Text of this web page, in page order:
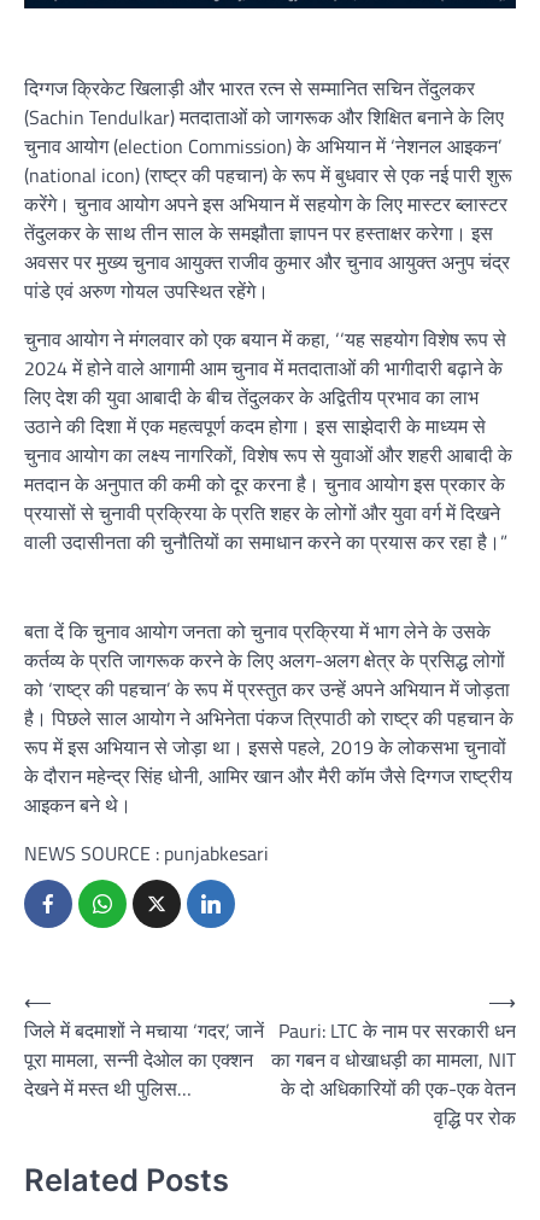
दिग्गज क्रिकेट खिलाड़ी और भारत रत्न से सम्मानित सचिन तेंदुलकर
(Sachin Tendulkar) मतदाताओं को जागरूक और शिक्षित बनाने के लिए
चुनाव आयोग (election Commission) के अभियान में ‘नेशनल आइकन’
(national icon) (राष्ट्र की पहचान) के रूप में बुधवार से एक नई पारी शुरू
करेंगे। चुनाव आयोग अपने इस अभियान में सहयोग के लिए मास्टर ब्लास्टर
तेंदुलकर के साथ तीन साल के समझौता ज्ञापन पर हस्ताक्षर करेगा। इस
अवसर पर मुख्य चुनाव आयुक्त राजीव कुमार और चुनाव आयुक्त अनुप चंद्र
पांडे एवं अरुण गोयल उपस्थित रहेंगे।
चुनाव आयोग ने मंगलवार को एक बयान में कहा, ‘‘यह सहयोग विशेष रूप से
2024 में होने वाले आगामी आम चुनाव में मतदाताओं की भागीदारी बढ़ाने के
लिए देश की युवा आबादी के बीच तेंदुलकर के अद्वितीय प्रभाव का लाभ
उठाने की दिशा में एक महत्वपूर्ण कदम होगा। इस साझेदारी के माध्यम से
चुनाव आयोग का लक्ष्य नागरिकों, विशेष रूप से युवाओं और शहरी आबादी के
मतदान के अनुपात की कमी को दूर करना है। चुनाव आयोग इस प्रकार के
प्रयासों से चुनावी प्रक्रिया के प्रति शहर के लोगों और युवा वर्ग में दिखने
वाली उदासीनता की चुनौतियों का समाधान करने का प्रयास कर रहा है।”
बता दें कि चुनाव आयोग जनता को चुनाव प्रक्रिया में भाग लेने के उसके
कर्तव्य के प्रति जागरूक करने के लिए अलग-अलग क्षेत्र के प्रसिद्ध लोगों
को ‘राष्ट्र की पहचान’ के रूप में प्रस्तुत कर उन्हें अपने अभियान में जोड़ता
है। पिछले साल आयोग ने अभिनेता पंकज त्रिपाठी को राष्ट्र की पहचान के
रूप में इस अभियान से जोड़ा था। इससे पहले, 2019 के लोकसभा चुनावों
के दौरान महेन्द्र सिंह धोनी, आमिर खान और मैरी कॉम जैसे दिग्गज राष्ट्रीय
आइकन बने थे।
NEWS SOURCE : punjabkesari
Post
navigation
⟵
जिले में बदमाशों ने मचाया ‘गदर’, जानें
पूरा मामला, सन्नी देओल का एक्शन
देखने में मस्त थी पुलिस…
Pauri: LTC के नाम पर सरकारी धन
का गबन व धोखाधड़ी का मामला, NIT
के दो अधिकारियों की एक-एक वेतन
वृद्धि पर रोक
⟶
Related Posts